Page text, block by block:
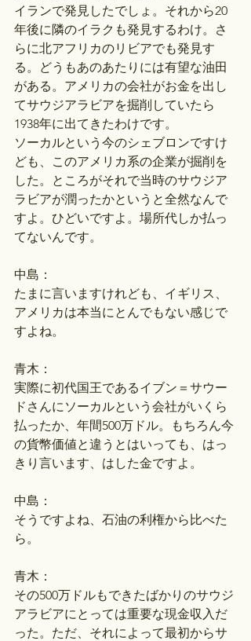
イランで発見したでしょ。それから20
年後に隣のイラクも発見するわけ。さ
らに北アフリカのリビアでも発見す
る。どうもあのあたりには有望な油田
がある。アメリカの会社がお金を出し
てサウジアラビアを掘削していたら
1938年に出てきたわけです。
ソーカルという今のシェブロンですけ
ども、このアメリカ系の企業が掘削を
した。ところがそれで当時のサウジア
ラビアが潤ったかというと全然なんで
すよ。ひどいですよ。場所代しか払っ
てないんです。
中島：
たまに言いますけれども、イギリス、
アメリカは本当にとんでもない感じで
すよね。
青木：
実際に初代国王であるイブン＝サウー
ドさんにソーカルという会社がいくら
払ったか、年間500万ドル。もちろん今
の貨幣価値と違うとはいっても、はっ
きり言います、はした金ですよ。
中島：
そうですよね、石油の利権から比べた
ら。
青木：
その500万ドルもできたばかりのサウジ
アラビアにとっては重要な現金収入だ
った。ただ、それによって最初からサ